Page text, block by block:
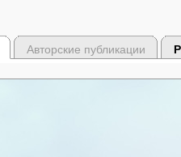
Авторские публикации